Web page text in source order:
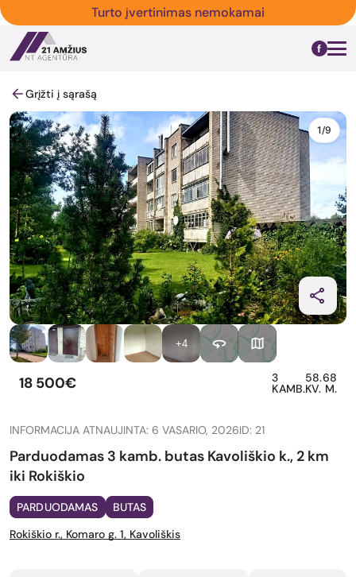
Turto įvertinimas nemokamai
Grįžti į sąrašą
1/9
+4
18 500€ 3
KAMB.
58.68
KV. M.
INFORMACIJA ATNAUJINTA: 6 VASARIO, 2026ID: 21
Parduodamas 3 kamb. butas Kavoliškio k., 2 km
iki Rokiškio
PARDUODAMAS
BUTAS
Rokiškio r., Komaro g. 1, Kavoliškis